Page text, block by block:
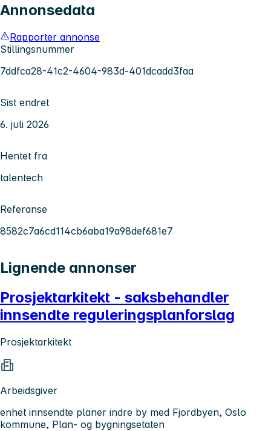
Annonsedata
Rapporter annonse
Stillingsnummer
7ddfca28-41c2-4604-983d-401dcadd3faa
Sist endret
6. juli 2026
Hentet fra
talentech
Referanse
8582c7a6cd114cb6aba19a98def681e7
Lignende annonser
Prosjektarkitekt - saksbehandler
innsendte reguleringsplanforslag
Prosjektarkitekt
Arbeidsgiver
enhet innsendte planer indre by med Fjordbyen, Oslo
kommune, Plan- og bygningsetaten